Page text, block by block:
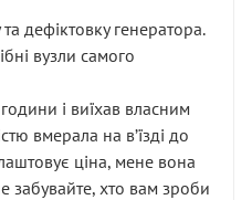
дефіктовку генератора.
вузли самого
і виїхав власним
вмерала на вʼїзді до
ціна, мене вона
забувайте, хто вам зроби